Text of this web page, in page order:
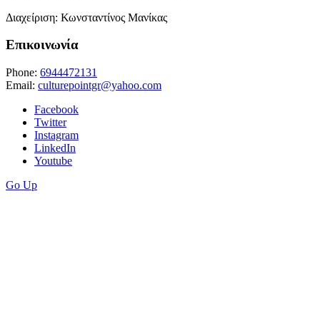
Διαχείριση: Κωνσταντίνος Μανίκας
Επικοινωνία
Phone: 6944472131
Email: culturepointgr@yahoo.com
Facebook
Twitter
Instagram
LinkedIn
Youtube
Go Up